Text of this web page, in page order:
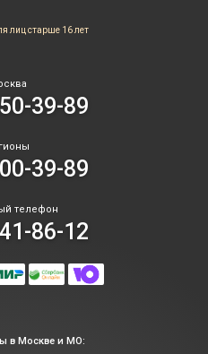
лиц старше 16 лет
39-89
39-89
телефон
86-12
в Москве и МО: